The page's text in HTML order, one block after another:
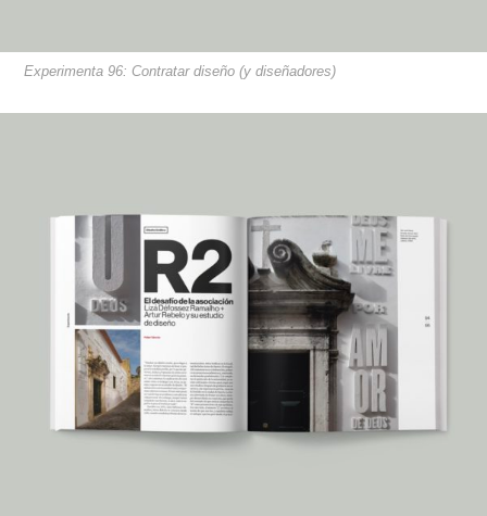
Experimenta 96: Contratar diseño (y diseñadores)